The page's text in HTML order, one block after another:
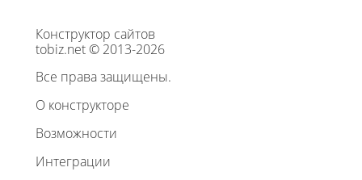
Конструктор сайтов
tobiz.net © 2013-2026
Все права защищены.
О конструкторе
Возможности
Интеграции